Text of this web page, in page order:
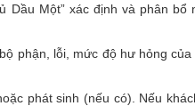
Một” xác định và phân bổ
phận, lỗi, mức độ hư hỏng
phát sinh (nếu có). Nếu